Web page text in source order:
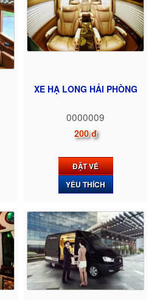
XE HẠ LONG HẢI PHÒNG
0000009
200 đ
ĐẶT VÉ
YÊU THÍCH